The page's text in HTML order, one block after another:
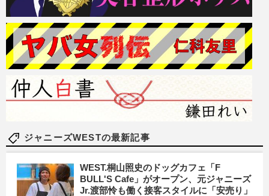
ジャニーズWESTの最新記事
WEST.桐山照史のドッグカフェ「F
BULL'S Cafe」がオープン、元ジャニーズ
Jr.渡部怜も働く接客スタイルに「安売り」